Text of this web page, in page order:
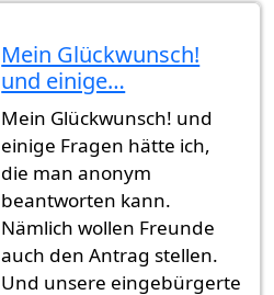
Mein Glückwunsch!
und einige…
Mein Glückwunsch! und
einige Fragen hätte ich,
die man anonym
beantworten kann.
Nämlich wollen Freunde
auch den Antrag stellen.
Und unsere eingebürgerte